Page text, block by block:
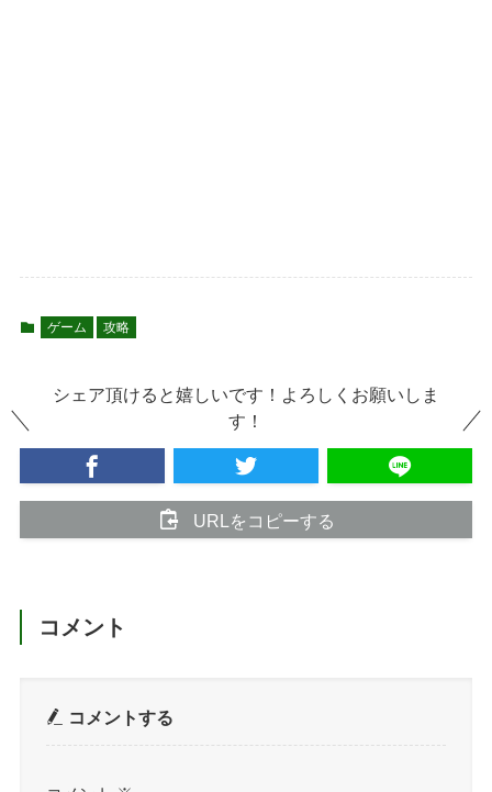
ゲーム 攻略
シェア頂けると嬉しいです！よろしくお願いしま
す！
URLをコピーする
コメント
コメントする